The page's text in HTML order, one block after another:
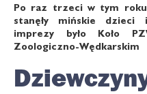
Po raz trzeci w tym
stanęły mińskie dzieci
imprezy było Koło
Zoologiczno-Wędkarskim